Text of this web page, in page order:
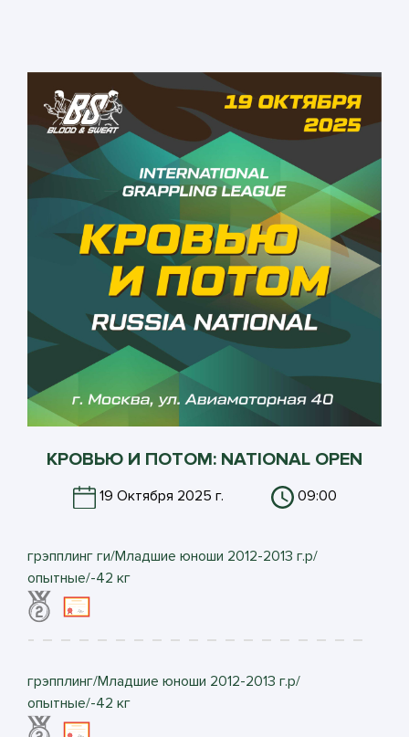
КРОВЬЮ И ПОТОМ: NATIONAL OPEN
19 Октября 2025 г. 09:00
грэпплинг ги/Младшие юноши 2012-2013 г.р/
опытные/-42 кг
грэпплинг/Младшие юноши 2012-2013 г.р/
опытные/-42 кг